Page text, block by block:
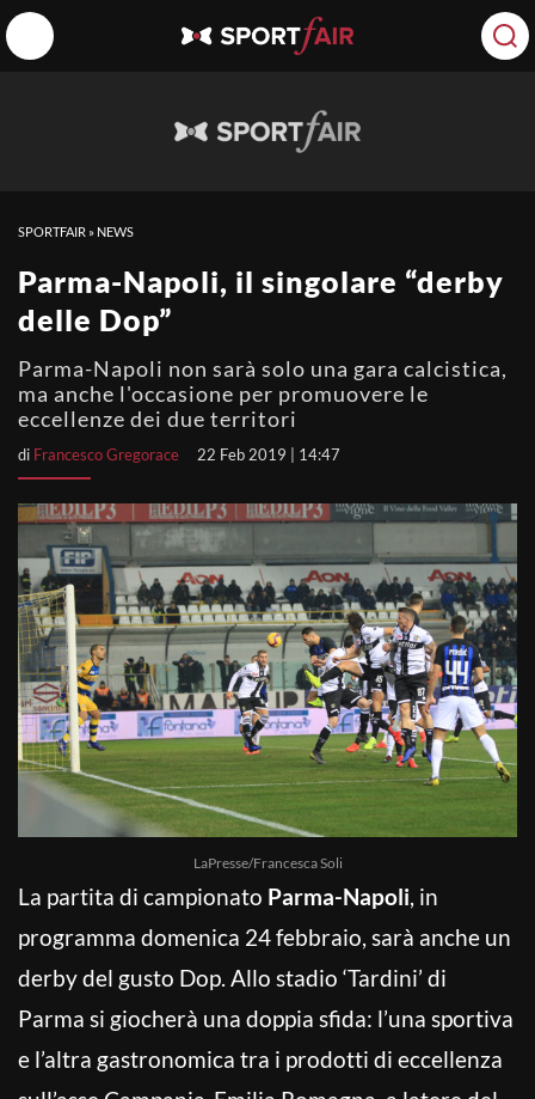
SPORTFAIR » NEWS
Parma-Napoli, il singolare “derby
delle Dop”
Parma-Napoli non sarà solo una gara calcistica,
ma anche l'occasione per promuovere le
eccellenze dei due territori
di Francesco Gregorace 22 Feb 2019 | 14:47
LaPresse/Francesca Soli
La partita di campionato Parma-Napoli, in
programma domenica 24 febbraio, sarà anche un
derby del gusto Dop. Allo stadio ‘Tardini’ di
Parma si giocherà una doppia sfida: l’una sportiva
e l’altra gastronomica tra i prodotti di eccellenza